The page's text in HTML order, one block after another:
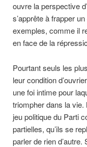
ouvre la perspective
s’apprête à frapper
exemples, comme il
en face de la
Pourtant seuls les
leur condition
une foi intime pour
triompher dans la
jeu politique du Parti
partielles, qu’ils se
parler de rien